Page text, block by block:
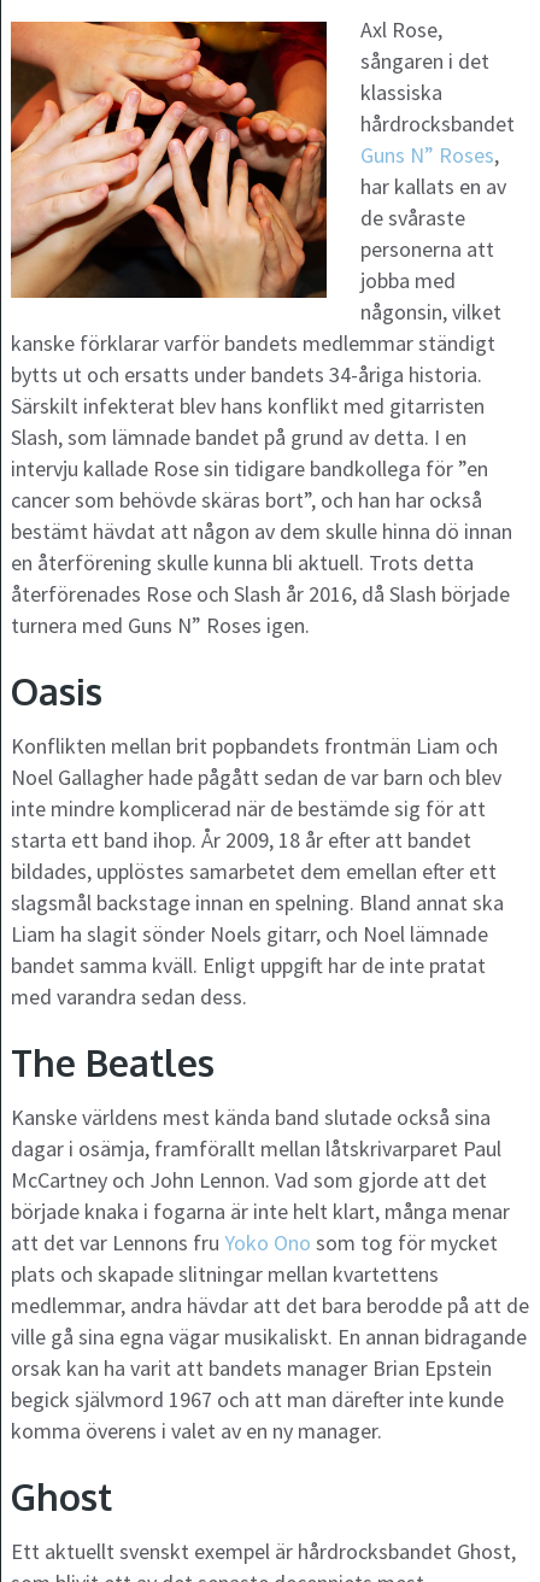
Axl Rose,
sångaren i det
klassiska
hårdrocksbandet
Guns N” Roses,
har kallats en av
de svåraste
personerna att
jobba med
någonsin, vilket
kanske förklarar varför bandets medlemmar ständigt
bytts ut och ersatts under bandets 34-åriga historia.
Särskilt infekterat blev hans konflikt med gitarristen
Slash, som lämnade bandet på grund av detta. I en
intervju kallade Rose sin tidigare bandkollega för ”en
cancer som behövde skäras bort”, och han har också
bestämt hävdat att någon av dem skulle hinna dö innan
en återförening skulle kunna bli aktuell. Trots detta
återförenades Rose och Slash år 2016, då Slash började
turnera med Guns N” Roses igen.
Oasis
Konflikten mellan brit popbandets frontmän Liam och
Noel Gallagher hade pågått sedan de var barn och blev
inte mindre komplicerad när de bestämde sig för att
starta ett band ihop. År 2009, 18 år efter att bandet
bildades, upplöstes samarbetet dem emellan efter ett
slagsmål backstage innan en spelning. Bland annat ska
Liam ha slagit sönder Noels gitarr, och Noel lämnade
bandet samma kväll. Enligt uppgift har de inte pratat
med varandra sedan dess.
The Beatles
Kanske världens mest kända band slutade också sina
dagar i osämja, framförallt mellan låtskrivarparet Paul
McCartney och John Lennon. Vad som gjorde att det
började knaka i fogarna är inte helt klart, många menar
att det var Lennons fru Yoko Ono som tog för mycket
plats och skapade slitningar mellan kvartettens
medlemmar, andra hävdar att det bara berodde på att de
ville gå sina egna vägar musikaliskt. En annan bidragande
orsak kan ha varit att bandets manager Brian Epstein
begick självmord 1967 och att man därefter inte kunde
komma överens i valet av en ny manager.
Ghost
Ett aktuellt svenskt exempel är hårdrocksbandet Ghost,